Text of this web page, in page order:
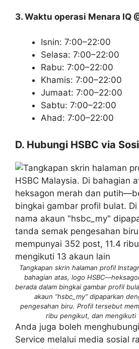
3. Waktu operasi Menara IQ
Isnin: 7:00–22:00
Selasa: 7:00–22:00
Rabu: 7:00–22:00
Khamis: 7:00–22:00
Jumaat: 7:00–22:00
Sabtu: 7:00–22:00
Ahad: 7:00–22:00
D. Hubungi HSBC via
Tangkapan skrin halaman profil
bahagian atas, logo
berada dalam bingkai gambar profil
akaun “hsbc_my” dipaparkan
pengesahan biru. Profil tersebut
ribu pengikut, dan mengikuti
Anda juga boleh
Service melalui media sosial